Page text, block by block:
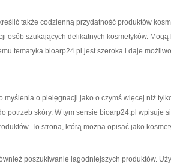
także codzienną przydatność produktów
osób szukających delikatnych kosmetyków.
tematyka bioarp24.pl jest szeroka i daje
myślenia o pielęgnacji jako o czymś więcej niż
potrzeb skóry. W tym sensie bioarp24.pl wpisuje
To strona, którą można opisać jako
poszukiwanie łagodniejszych produktów.